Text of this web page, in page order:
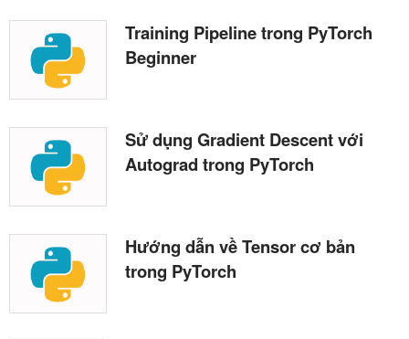
Training Pipeline trong PyTorch
Beginner
Sử dụng Gradient Descent với
Autograd trong PyTorch
Hướng dẫn về Tensor cơ bản
trong PyTorch